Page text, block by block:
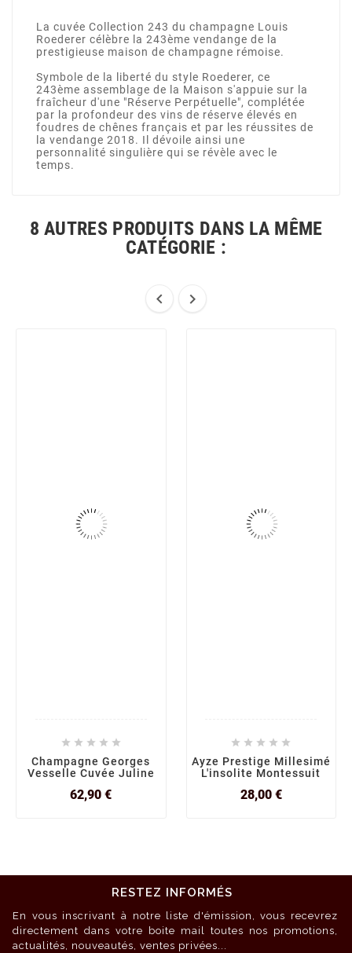
La cuvée Collection 243 du champagne Louis
Roederer célèbre la 243ème vendange de la
prestigieuse maison de champagne rémoise.
Symbole de la liberté du style Roederer, ce
243ème assemblage de la Maison s'appuie sur la
fraîcheur d'une "Réserve Perpétuelle", complétée
par la profondeur des vins de réserve élevés en
foudres de chênes français et par les réussites de
la vendange 2018. Il dévoile ainsi une
personnalité singulière qui se révèle avec le
temps.
8 AUTRES PRODUITS DANS LA MÊME
CATÉGORIE :
 
    
Champagne Georges
Vesselle Cuvée Juline
62,90 €Prix
    
Ayze Prestige Millesimé
L'insolite Montessuit
28,00 €Prix
RESTEZ INFORMÉS
En vous inscrivant à notre liste d'émission, vous recevrez
directement dans votre boite mail toutes nos promotions,
actualités, nouveautés, ventes privées...